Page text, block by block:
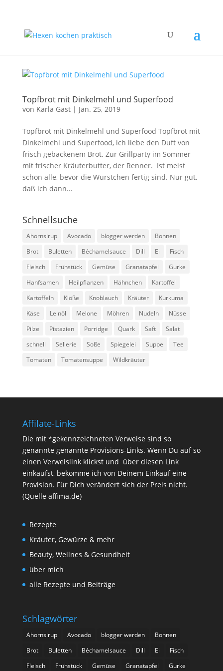
Topfbrot mit Dinkelmehl und Superfood
von Karla Gast| Jan. 25, 2019
Topfbrot mit Dinkelmehl und Superfood Topfbrot mit
Dinkelmehl und Superfood, ich liebe den Duft von
frisch gebackenem Brot. Zur Grillparty im Sommer
mit frischer Kräuterbutter, der Renner. Ist meist
schon alle, bevor die Würstchen fertig sind. Nur gut,
daß ich dann...
Schnellsuche
Ahornsirup Avocado blogger werden
Bohnen
Brot
Buletten Béchamelsauce Dill Ei
Fisch
Fleisch
Frühstück Gemüse Granatapfel
Gurke
Hanfsamen
Heilpflanzen Hähnchen
Kartoffel
Kartoffeln
Klöße Knoblauch Kräuter
Kurkuma
Käse
Leinöl Melone Möhren Nudeln
Nüsse
Pilze
Pistazien Porridge Quark Saft
Salat
schnell
Sellerie Soße Spiegelei Suppe
Tee
Tomaten
Tomatensuppe Wildkräuter
Affilate-Links
Die mit *gekennzeichneten Verweise sind so
genannte genannte Provisions-Links. Wenn Du auf so
einen Verweislink klickst und über diesen Link
einkaufst, bekomme ich von Deinem Einkauf eine
Provision. Für Dich verändert sich der Preis nicht.
(Quelle affima.de)
Rezepte
Kräuter, Gewürze & mehr
Beauty, Wellnes & Gesundheit
über mich
alle Rezepte und Beiträge
Schlagwörter
Ahornsirup Avocado blogger werden
Bohnen
Brot
Buletten Béchamelsauce Dill Ei
Fisch
Fleisch
Frühstück Gemüse Granatapfel Gurke